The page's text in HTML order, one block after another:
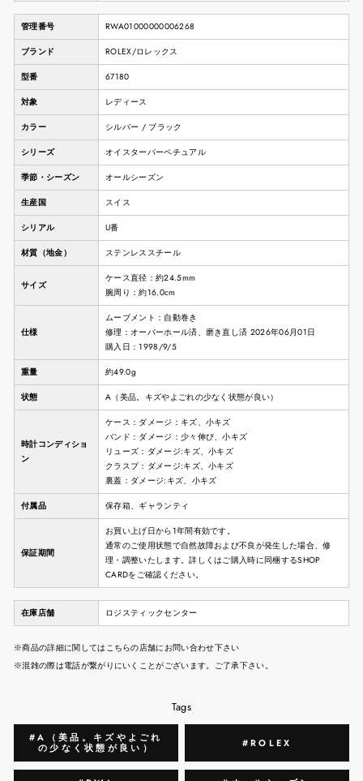
管理番号 RWA01000000006268
ブランド ROLEX/ロレックス
型番 67180
対象 レディース
カラー シルバー / ブラック
シリーズ オイスターパーペチュアル
季節・シーズン オールシーズン
生産国 スイス
シリアル U番
材質（地金） ステンレススチール
サイズ
ケース直径：約24.5mm
腕周り：約16.0cm
仕様
ムーブメント：自動巻き
修理：オーバーホール済、磨き直し済 2026年06月01日
購入日：1998/9/5
重量 約49.0g
状態 A（美品。キズやよごれの少なく状態が良い）
時計コンディショ
ン
ケース：ダメージ：キズ、小キズ
バンド：ダメージ：少々伸び、小キズ
リューズ：ダメージ:キズ、小キズ
クラスプ：ダメージ:キズ、小キズ
裏蓋：ダメージ:キズ、小キズ
付属品 保存箱、ギャランティ
保証期間
お買い上げ日から1年間有効です。
通常のご使用状態で自然故障および不良が発生した場合、修
理・調整いたします。詳しくはご購入時に同梱するSHOP
CARDをご確認ください。
在庫店舗 ロジスティックセンター
※商品の詳細に関してはこちらの店舗にお問い合わせ下さい
※混雑の際は電話が繋がりにいくことがございます。ご了承下さい。
Tags
#A（美品。キズやよごれ
の少なく状態が良い）
#ROLEX